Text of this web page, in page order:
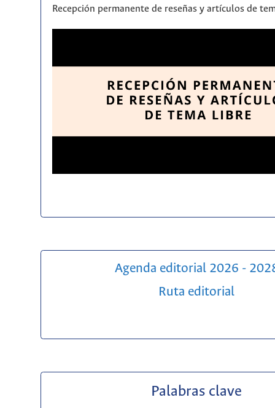
Recepción permanente de reseñas y artículos de
Agenda editorial 2026 -
Ruta editorial
Palabras clave